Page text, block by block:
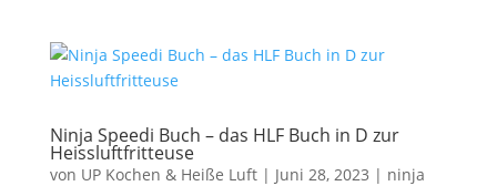
Ninja Speedi Buch – das HLF Buch in D zur
Heissluftfritteuse
von UP Kochen & Heiße Luft| Juni 28, 2023 | ninja